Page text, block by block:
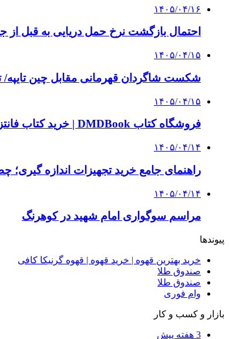
۱۴۰۵/۰۴/۱۶
احتمال بازگشت نرخ حمل دریایی به قبل از جنگ طی ۲ تا ۳
۱۴۰۵/۰۴/۱۵
شکست شاگردان قهرمانی مقابل چین تایپه/
۱۴۰۵/۰۴/۱۵
فروشگاه کتاب DMDBook | خرید کتاب فانتزی، عاشقانه، دارک رومنس و رمان بدون حذفیات
۱۴۰۵/۰۴/۱۴
راهنمای جامع خرید تجهیزات اندازه گیری؛
۱۴۰۵/۰۴/۱۴
مراسم سوگواری امام شهید در کوهرنگ
پیوندها
خرید بهترین قهوه | خرید قهوه | قهوه گرنیکا کافی
صندوق طلا
صندوق طلا
وام فوری
بازار و کسب و کار
3 هفته پیش